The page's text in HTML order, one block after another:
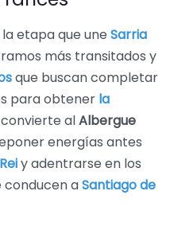
etapa que une Sarria
más transitados y
que buscan completar
para obtener la
alAlbergue
energías antes
y adentrarse en los
conducen aSantiago de